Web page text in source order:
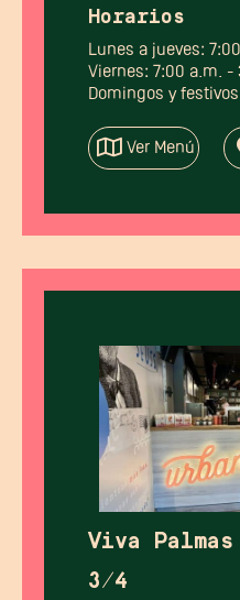
Horarios
Lunes a jueves:
Viernes: 7:00 a.m. -
Domingos y
Ver Menú
Viva
3/4